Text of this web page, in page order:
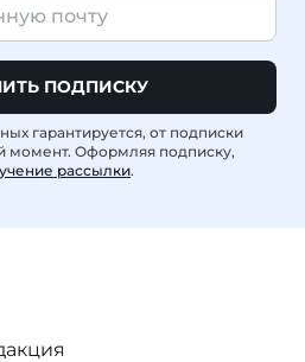
ПОДПИСКУ
гарантируется, от подписки
момент. Оформляя подписку,
рассылки.